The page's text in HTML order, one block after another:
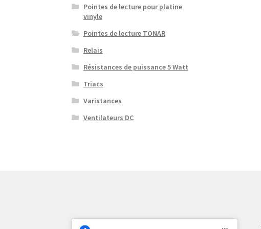
Pointes de lecture pour platine
vinyle
Pointes de lecture TONAR
Relais
Résistances de puissance 5 Watt
Triacs
Varistances
Ventilateurs DC